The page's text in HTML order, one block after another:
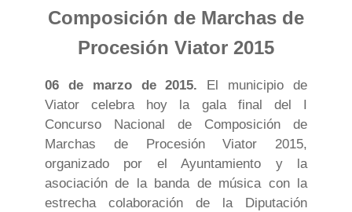
Composición de Marchas de
Procesión Viator 2015
06 de marzo de 2015. El municipio de
Viator celebra hoy la gala final del I
Concurso Nacional de Composición de
Marchas de Procesión Viator 2015,
organizado por el Ayuntamiento y la
asociación de la banda de música con la
estrecha colaboración de la Diputación